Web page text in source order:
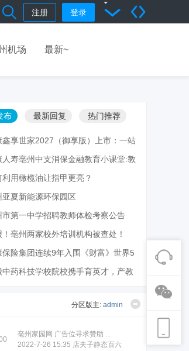
注册 登录
机场 最新~
布 最新回复 热门推荐
鑫享世家2027（御享版）上市：一站
人寿亳州中支消保金融教育小课堂:教
利用橄榄油让指甲更亮？
亚夏新能源环保园区
市第一中学招聘教师体检考察公告
！亳州两家校外培训机构被查处！
保险集团连续9年入围《财富》世界5
中药科技学校院校携手育英才，产教
分区版主: admin
亳州家园网 广告位寻求赞助 ...
2022-7-26 15:35 店夫子静态百六